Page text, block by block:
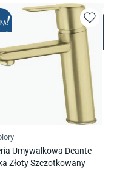
Umywalkowa Deante
Złoty Szczotkowany